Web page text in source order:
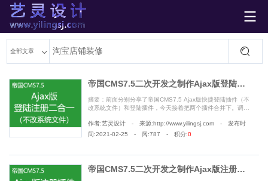
艺灵设计 
全部文章
帝国CMS7.5二次开发之制作Ajax版登陆注册二合一插件(不改系统文件)
摘要：前面分别分享了帝国CMS7.5 Ajax版快捷登陆插件（不
改系统文件）和登陆插件，今天接着把两个插件合并下。调用
作者:艺灵设计 - 来源:http://www.yilingsj.com - 发布时
间:2021-02-25 - 阅:787 - 积分:0
帝国CMS7.5二次开发之制作Ajax版注册插件(不改系统文件)